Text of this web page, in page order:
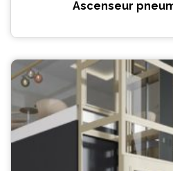
Ascenseur